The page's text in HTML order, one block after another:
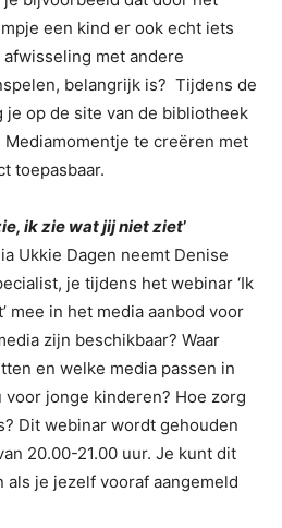
een kind er ook echt iets
met andere
belangrijk is? Tijdens de
je op de site van de bibliotheek
te creëren met
toepasbaar.
ik zie wat jij niet ziet’
Ukkie Dagen neemt Denise
je tijdens het webinar ‘Ik
mee in het media aanbod voor
zijn beschikbaar? Waar
en welke media passen in
jonge kinderen? Hoe zorg
Dit webinar wordt gehouden
20.00-21.00 uur. Je kunt dit
als je jezelf vooraf aangemeld